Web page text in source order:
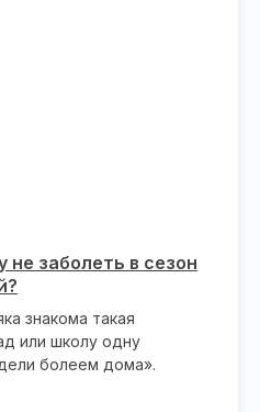
не заболеть в сезон
знакома такая
или школу одну
болеем дома».